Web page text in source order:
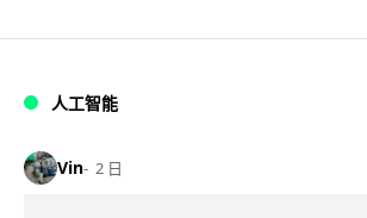
人工智能
Vin 2 日